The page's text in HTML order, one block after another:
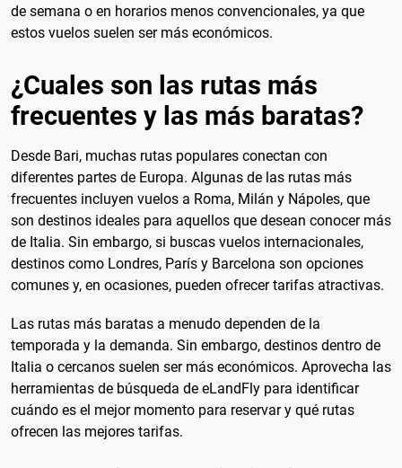
de semana o en horarios menos convencionales, ya que
estos vuelos suelen ser más económicos.
¿Cuales son las rutas más
frecuentes y las más baratas?
Desde Bari, muchas rutas populares conectan con
diferentes partes de Europa. Algunas de las rutas más
frecuentes incluyen vuelos a Roma, Milán y Nápoles, que
son destinos ideales para aquellos que desean conocer más
de Italia. Sin embargo, si buscas vuelos internacionales,
destinos como Londres, París y Barcelona son opciones
comunes y, en ocasiones, pueden ofrecer tarifas atractivas.
Las rutas más baratas a menudo dependen de la
temporada y la demanda. Sin embargo, destinos dentro de
Italia o cercanos suelen ser más económicos. Aprovecha las
herramientas de búsqueda de eLandFly para identificar
cuándo es el mejor momento para reservar y qué rutas
ofrecen las mejores tarifas.